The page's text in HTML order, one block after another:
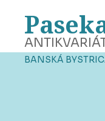
BANSKÁ